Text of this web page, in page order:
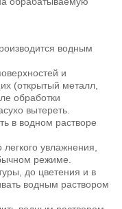
водным
и
(открытый металл,
обработки
вытереть.
в водном растворе
увлажнения,
режиме.
до цветения и в
водным раствором